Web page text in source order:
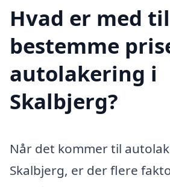
Hvad er med
bestemme
autolakering i
Skalbjerg?
Når det kommer til
Skalbjerg, er der flere